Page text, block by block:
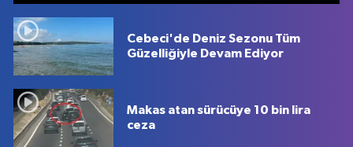
Cebeci'de Deniz Sezonu Tüm
Güzelliğiyle Devam Ediyor
Makas atan sürücüye 10 bin lira
ceza